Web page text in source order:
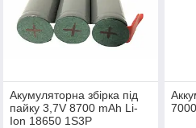
Акумуляторна збірка під
пайку 3,7V 8700 mAh Li-
Ion 18650 1S3P